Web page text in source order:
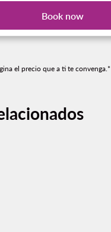
Book now
el precio que a ti te convenga.*